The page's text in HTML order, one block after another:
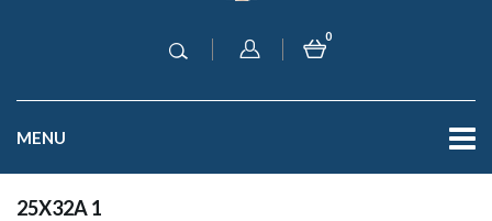
0
MENU
25X32A 1